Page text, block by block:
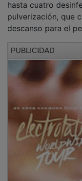
pulverización, que
descanso para el